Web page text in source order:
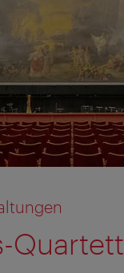
Quartett